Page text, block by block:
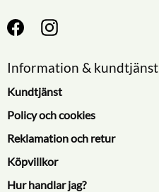
Information & kundtjänst
Kundtjänst
Policy och cookies
Reklamation och retur
Köpvillkor
Hur handlar jag?